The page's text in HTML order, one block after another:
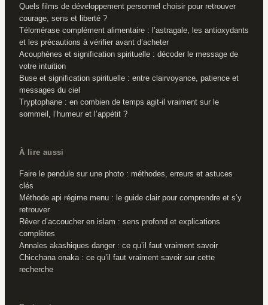
Quels films de développement personnel choisir pour retrouver
courage, sens et liberté ?
Télomérase complément alimentaire : l’astragale, les antioxydants
et les précautions à vérifier avant d’acheter
Acouphènes et signification spirituelle : décoder le message de
votre intuition
Buse et signification spirituelle : entre clairvoyance, patience et
messages du ciel
Tryptophane : en combien de temps agit-il vraiment sur le
sommeil, l’humeur et l’appétit ?
À lire aussi
Faire le pendule sur une photo : méthodes, erreurs et astuces
clés
Méthode api régime menu : le guide clair pour comprendre et s’y
retrouver
Rêver d’accoucher en islam : sens profond et explications
complètes
Annales akashiques danger : ce qu’il faut vraiment savoir
Chicchana onaka : ce qu’il faut vraiment savoir sur cette
recherche